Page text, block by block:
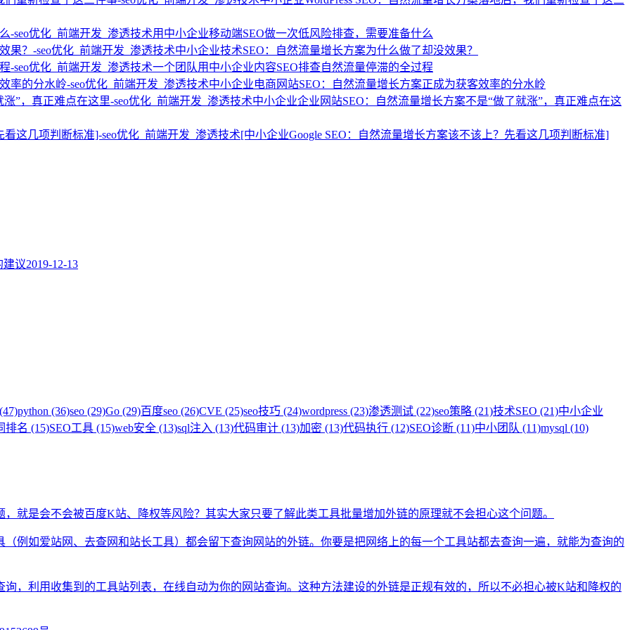
用中小企业移动端SEO做一次低风险排查，需要准备什么
中小企业技术SEO：自然流量增长方案为什么做了却没效果？
一个团队用中小企业内容SEO排查自然流量停滞的全过程
中小企业电商网站SEO：自然流量增长方案正成为获客效率的分水岭
中小企业企业网站SEO：自然流量增长方案不是“做了就涨”，真正难点在这
[中小企业Google SEO：自然流量增长方案该不该上？先看这几项判断标准]
建议2019-12-13
python (36)seo (29)Go (29)百度seo (26)CVE (25)seo技巧 (24)wordpress (23)渗透测试 (22)seo策略 (21)技术SEO (21)中小企业
排名 (15)SEO工具 (15)web安全 (13)sql注入 (13)代码审计 (13)加密 (13)代码执行 (12)SEO诊断 (11)中小团队 (11)mysql (10)
就是会不会被百度K站、降权等风险？其实大家只要了解此类工具批量增加外链的原理就不会担心这个问题。
例如爱站网、去查网和站长工具）都会留下查询网站的外链。你要是把网络上的每一个工具站都去查询一遍，就能为查询的
，利用收集到的工具站列表，在线自动为你的网站查询。这种方法建设的外链是正规有效的，所以不必担心被K站和降权的